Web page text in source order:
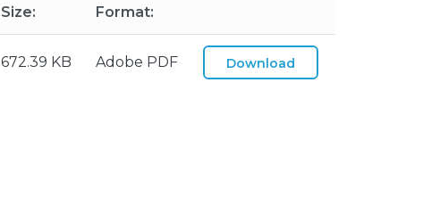
Size: Format:
672.39 KB Adobe PDF Download